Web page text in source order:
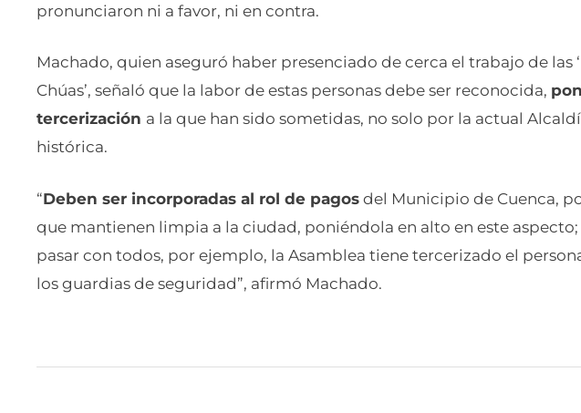
pronunciaron ni a favor, ni en contra.
Machado, quien aseguró haber presenciado de cerca el trabajo de las
Chúas’, señaló que la labor de estas personas debe ser reconocida,
tercerización a la que han sido sometidas, no solo por la actual
histórica.
“Deben ser incorporadas al rol de pagos del Municipio de Cuenca,
que mantienen limpia a la ciudad, poniéndola en alto en este
pasar con todos, por ejemplo, la Asamblea tiene tercerizado el
los guardias de seguridad”, afirmó Machado.